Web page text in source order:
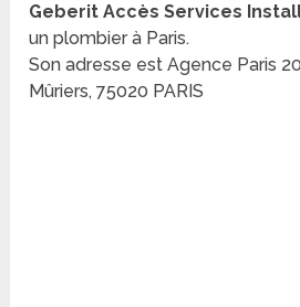
Geberit Accès Services
un plombier à Paris.
Son adresse est Agence Paris
Mûriers, 75020 PARIS